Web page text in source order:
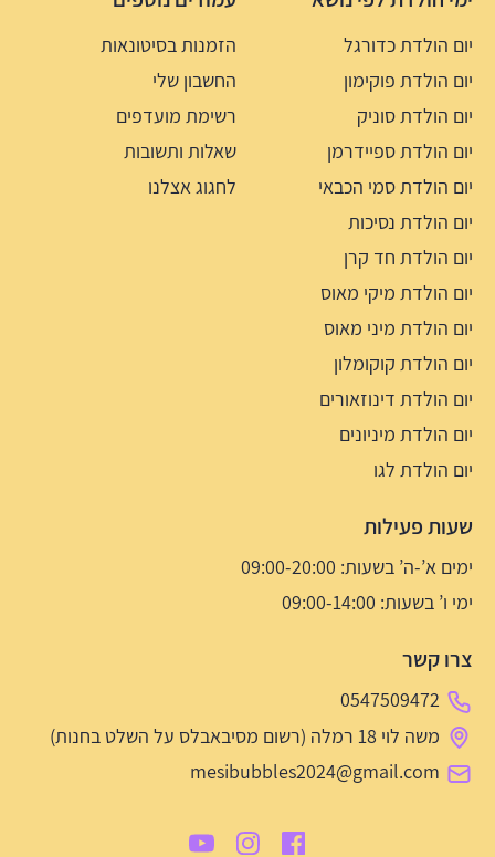
יום הולדת כדורגל
יום הולדת פוקימון
יום הולדת סוניק
יום הולדת ספיידרמן
יום הולדת סמי הכבאי
יום הולדת נסיכות
יום הולדת חד קרן
יום הולדת מיקי מאוס
יום הולדת מיני מאוס
יום הולדת קוקומלון
יום הולדת דינוזאורים
יום הולדת מיניונים
יום הולדת לגו
הזמנות בסיטונאות
החשבון שלי
רשימת מועדפים
שאלות ותשובות
לחגוג אצלנו
שעות פעילות
ימים א’-ה’ בשעות: 09:00-20:00
ימי ו’ בשעות: 09:00-14:00
צרו קשר
0547509472
משה לוי 18 רמלה (רשום מסיבאבלס על השלט בחנות)
mesibubbles2024@gmail.com